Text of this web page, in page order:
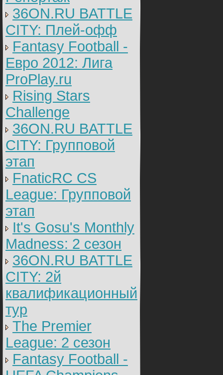
36ON.RU BATTLE
CITY: Плей-офф
Fantasy Football -
Евро 2012: Лига
ProPlay.ru
Rising Stars
Challenge
36ON.RU BATTLE
CITY: Групповой
этап
FnaticRC CS
League: Групповой
этап
It's Gosu's Monthly
Madness: 2 сезон
36ON.RU BATTLE
CITY: 2й
квалификационный
тур
The Premier
League: 2 cезон
Fantasy Football -